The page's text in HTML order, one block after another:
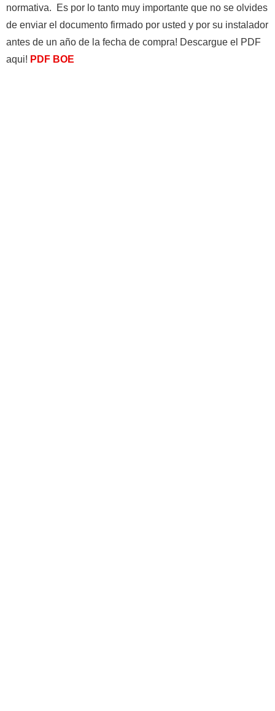
normativa. Es por lo tanto muy importante que no se olvides
de enviar el documento firmado por usted y por su instalador
antes de un año de la fecha de compra! Descargue el PDF
aqui! PDF BOE